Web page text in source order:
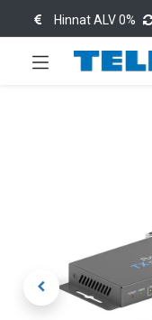
Hinnat ALV 0%